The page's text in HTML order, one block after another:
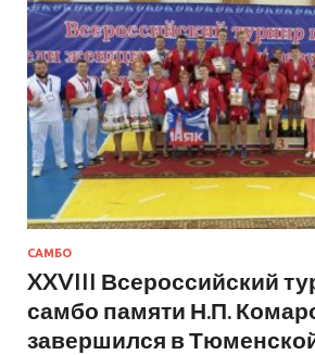
САМБО
XXVIII Всероссийский
самбо памяти Н.П.
завершился в